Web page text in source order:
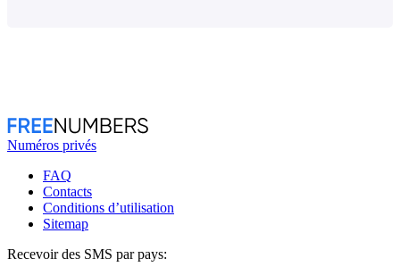
Numéros privés
FAQ
Contacts
Conditions d’utilisation
Sitemap
Recevoir des SMS par pays: